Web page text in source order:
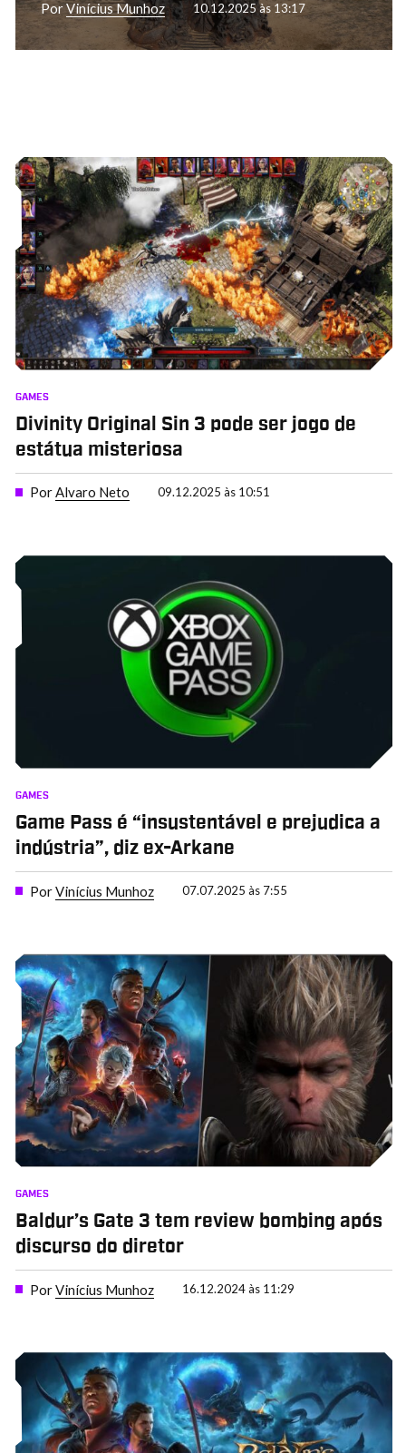
PorVinícius Munhoz 10.12.2025 às 13:17
GAMES
Divinity Original Sin 3 pode ser jogo de
estátua misteriosa
PorAlvaro Neto 09.12.2025 às 10:51
GAMES
Game Pass é “insustentável e prejudica a
indústria”, diz ex-Arkane
PorVinícius Munhoz 07.07.2025 às 7:55
GAMES
Baldur’s Gate 3 tem review bombing após
discurso do diretor
PorVinícius Munhoz 16.12.2024 às 11:29